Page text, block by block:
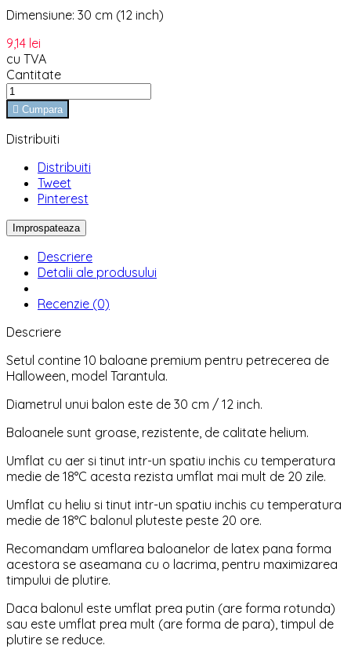
Dimensiune: 30 cm (12 inch)
9,14 lei
cu TVA
Cantitate
 Cumpara
Distribuiti
Distribuiti
Tweet
Pinterest
Descriere
Detalii ale produsului
Recenzie (0)
Descriere
Setul contine 10 baloane premium pentru petrecerea de
Halloween, model Tarantula.
Diametrul unui balon este de 30 cm / 12 inch.
Baloanele sunt groase, rezistente, de calitate helium.
Umflat cu aer si tinut intr-un spatiu inchis cu temperatura
medie de 18°C acesta rezista umflat mai mult de 20 zile.
Umflat cu heliu si tinut intr-un spatiu inchis cu temperatura
medie de 18°C balonul pluteste peste 20 ore.
Recomandam umflarea baloanelor de latex pana forma
acestora se aseamana cu o lacrima, pentru maximizarea
timpului de plutire.
Daca balonul este umflat prea putin (are forma rotunda)
sau este umflat prea mult (are forma de para), timpul de
plutire se reduce.